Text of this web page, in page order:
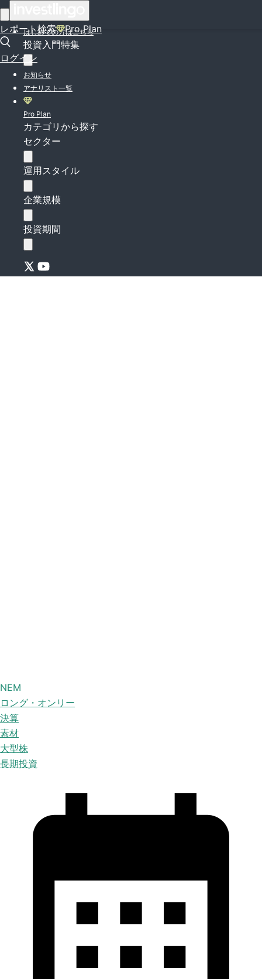
レポート検索 Pro Plan
ログイン
はじめての方はこちら
投資入門特集
お知らせ
アナリスト一覧
Pro Plan
カテゴリから探す
セクター
運用スタイル
企業規模
投資期間
NEM
ロング・オンリー
決算
素材
大型株
長期投資